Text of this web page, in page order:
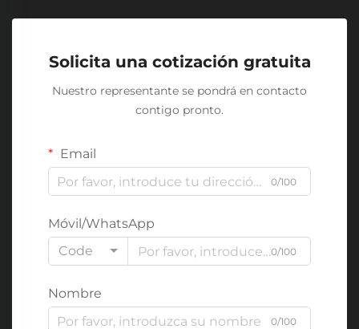
Solicita una cotización gratuita
Nuestro representante se pondrá en contacto
contigo pronto.
Email
0/100
Móvil/WhatsApp
Code
0/100
Nombre
0/100